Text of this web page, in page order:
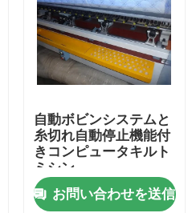
自動ボビンシステムと
糸切れ自動停止機能付
きコンピュータキルト
ミシン
お問い合わせを送信